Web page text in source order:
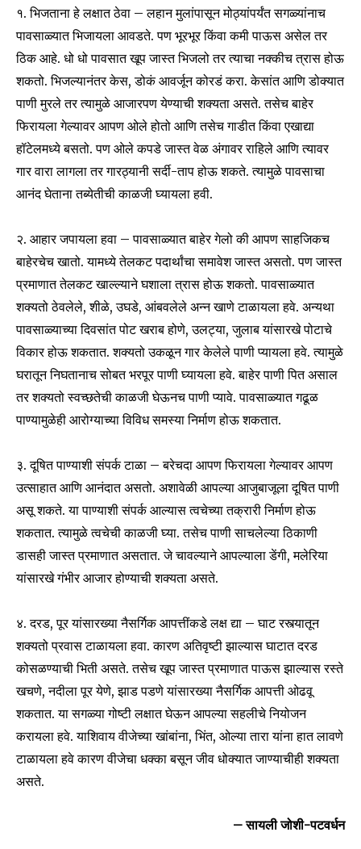
Join our community of
SUBSCRIBERS and be part of the
conversation.
To subscribe, simply enter your email address on our website
or click the subscribe button below. Don't worry, we respect
SUBSCRIBE
6,300
Fans
32,111
Followers
75
Followers
१. भिजताना हे लक्षात ठेवा – लहान मुलांपासून मोठ्यांपर्यंत सगळ्यांनाच
पावसाळ्यात भिजायला आवडते. पण भूरभूर किंवा कमी पाऊस असेल तर
ठिक आहे. धो धो पावसात खूप जास्त भिजलो तर त्याचा नक्कीच त्रास होऊ
शकतो. भिजल्यानंतर केस, डोकं आवर्जून कोरडं करा. केसांत आणि डोक्यात
पाणी मुरले तर त्यामुळे आजारपण येण्याची शक्यता असते. तसेच बाहेर
फिरायला गेल्यावर आपण ओले होतो आणि तसेच गाडीत किंवा एखाद्या
हॉटेलमध्ये बसतो. पण ओले कपडे जास्त वेळ अंगावर राहिले आणि त्यावर
गार वारा लागला तर गारठ्यानी सर्दी-ताप होऊ शकते. त्यामुळे पावसाचा
आनंद घेताना तब्येतीची काळजी घ्यायला हवी.
२. आहार जपायला हवा – पावसाळ्यात बाहेर गेलो की आपण साहजिकच
बाहेरचेच खातो. यामध्ये तेलकट पदार्थांचा समावेश जास्त असतो. पण जास्त
प्रमाणात तेलकट खाल्ल्याने घशाला त्रास होऊ शकतो. पावसाळ्यात
शक्यतो ठेवलेले, शीळे, उघडे, आंबवलेले अन्न खाणे टाळायला हवे. अन्यथा
पावसाळ्याच्या दिवसांत पोट खराब होणे, उलट्या, जुलाब यांसारखे पोटाचे
विकार होऊ शकतात. शक्यतो उकळून गार केलेले पाणी प्यायला हवे. त्यामुळे
घरातून निघतानाच सोबत भरपूर पाणी घ्यायला हवे. बाहेर पाणी पित असाल
तर शक्यतो स्वच्छतेची काळजी घेऊनच पाणी प्यावे. पावसाळ्यात गढूळ
पाण्यामुळेही आरोग्याच्या विविध समस्या निर्माण होऊ शकतात.
३. दूषित पाण्याशी संपर्क टाळा – बरेचदा आपण फिरायला गेल्यावर आपण
उत्साहात आणि आनंदात असतो. अशावेळी आपल्या आजुबाजूला दूषित पाणी
असू शकते. या पाण्याशी संपर्क आल्यास त्वचेच्या तक्रारी निर्माण होऊ
शकतात. त्यामुळे त्वचेची काळजी घ्या. तसेच पाणी साचलेल्या ठिकाणी
डासही जास्त प्रमाणात असतात. जे चावल्याने आपल्याला डेंगी, मलेरिया
यांसारखे गंभीर आजार होण्याची शक्यता असते.
४. दरड, पूर यांसारख्या नैसर्गिक आपत्तींकडे लक्ष द्या – घाट रस्त्यातून
शक्यतो प्रवास टाळायला हवा. कारण अतिवृष्टी झाल्यास घाटात दरड
कोसळण्याची भिती असते. तसेच खूप जास्त प्रमाणात पाऊस झाल्यास रस्ते
खचणे, नदीला पूर येणे, झाड पडणे यांसारख्या नैसर्गिक आपत्ती ओढवू
शकतात. या सगळ्या गोष्टी लक्षात घेऊन आपल्या सहलीचे नियोजन
करायला हवे. याशिवाय वीजेच्या खांबांना, भिंत, ओल्या तारा यांना हात लावणे
टाळायला हवे कारण वीजेचा धक्का बसून जीव धोक्यात जाण्याचीही शक्यता
असते.
– सायली जोशी-पटवर्धन